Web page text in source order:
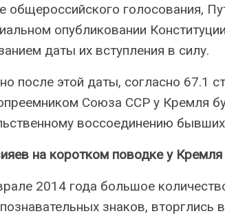
общероссийского голосования,
опубликовании
даты их вступления в силу.
после этой даты, согласно 67.1
Союза ССР у Кремля
воссоединению бывших
на коротком поводке у Кремля
2014 года большое
знаков,